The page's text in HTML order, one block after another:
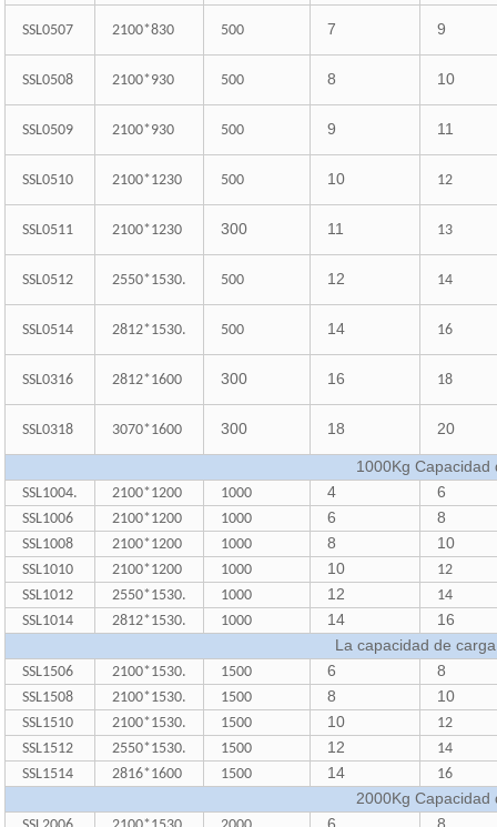
SSL0507 2100*830 500 7 9
SSL0508 2100*930 500 8 10
SSL0509 2100*930 500 9 11
SSL0510 2100*1230 500 10 12
SSL0511 2100*1230 300 11 13
SSL0512 2550*1530. 500 12 14
SSL0514 2812*1530. 500 14 16
SSL0316 2812*1600 300 16 18
SSL0318 3070*1600 300 18 20
1000Kg Capacidad
SSL1004. 2100*1200 1000 4 6
SSL1006 2100*1200 1000 6 8
SSL1008 2100*1200 1000 8 10
SSL1010 2100*1200 1000 10
12
SSL1012
2550*1530. 1000 12
14
SSL1014
2812*1530. 1000 14
16
La capacidad de
SSL1506 2100*1530. 1500 6 8
SSL1508 2100*1530. 1500 8 10
SSL1510 2100*1530. 1500 10
12
SSL1512
2550*1530. 1500 12
14
SSL1514
2816*1600 1500 14 16
2000Kg Capacidad